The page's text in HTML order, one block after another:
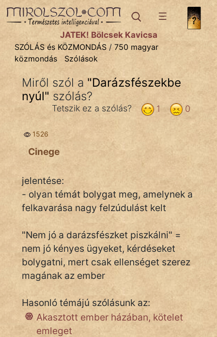
SZÓLÁS ÉS KÖZMONDÁStémák:
Bibliai
Kifejezések
Közmondások
Rímelő
Szóláscsoportok
Szólások
Tréfás
IRODALOM
SZÓLÁS
KÖZMONDÁS
PSZICHO
JÁTÉK! Bölcsek Kavicsa
SZÓLÁS és KÖZMONDÁS / 750 magyar
közmondás
Szólások
Miről szól a "Darázsfészekbe
nyúl" szólás?
0
1
Tetszik ez a szólás?
1526
Cinege
jelentése:
- olyan témát bolygat meg, amelynek a
felkavarása nagy felzúdulást kelt
"Nem jó a darázsfészket piszkálni" =
nem jó kényes ügyeket, kérdéseket
bolygatni, mert csak ellenséget szerez
magának az ember
Hasonló témájú szólásunk az:
Akasztott ember házában, kötelet
emleget